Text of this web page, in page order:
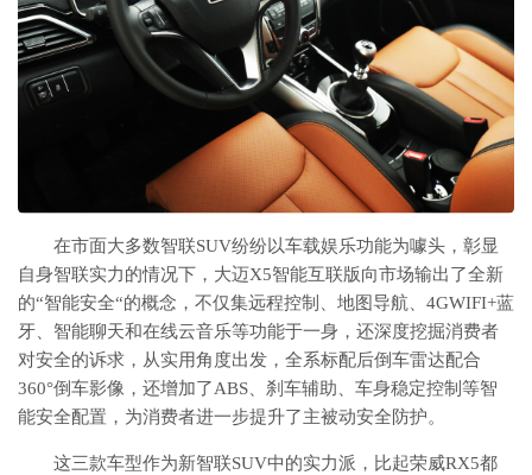
在市面大多数智联SUV纷纷以车载娱乐功能为噱头，彰显
自身智联实力的情况下，大迈X5智能互联版向市场输出了全新
的“智能安全“的概念，不仅集远程控制、地图导航、4GWIFI+蓝
牙、智能聊天和在线云音乐等功能于一身，还深度挖掘消费者
对安全的诉求，从实用角度出发，全系标配后倒车雷达配合
360°倒车影像，还增加了ABS、刹车辅助、车身稳定控制等智
能安全配置，为消费者进一步提升了主被动安全防护。
这三款车型作为新智联SUV中的实力派，比起荣威RX5都